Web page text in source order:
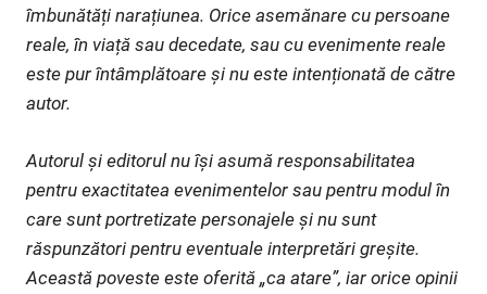
îmbunătăți narațiunea. Orice asemănare cu persoane
reale, în viață sau decedate, sau cu evenimente reale
este pur întâmplătoare și nu este intenționată de către
autor.
Autorul și editorul nu își asumă responsabilitatea
pentru exactitatea evenimentelor sau pentru modul în
care sunt portretizate personajele și nu sunt
răspunzători pentru eventuale interpretări greșite.
Această poveste este oferită „ca atare”, iar orice opinii